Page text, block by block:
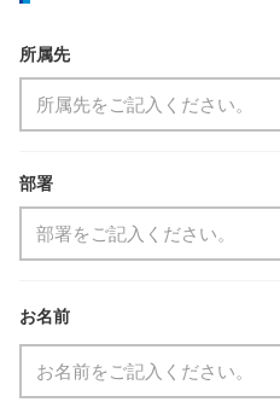
所属先
部署
お名前